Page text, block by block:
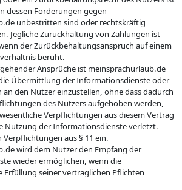
dessen Forderungen gegen
unbestritten sind oder rechtskräftig
Jegliche Zurückhaltung von Zahlungen ist
der Zurückbehaltungsanspruch auf einem
beruht.
Ansprüche ist meinsprachurlaub.de
Übermittlung der Informationsdienste oder
an den Nutzer einzustellen, ohne dass dadurch
des Nutzers aufgehoben werden,
Verpflichtungen aus diesem Vertrag
Nutzung der Informationsdienste verletzt.
Verpflichtungen aus § 11 ein.
wird dem Nutzer den Empfang der
wieder ermöglichen, wenn die
Erfüllung seiner vertraglichen Pflichten